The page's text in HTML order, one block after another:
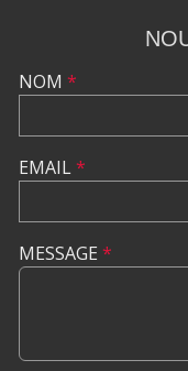
NOM *
EMAIL*
MESSAGE *